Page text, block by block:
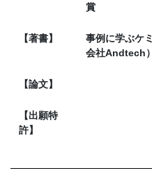
賞
【著書】
事例に学ぶケ
会社Andtech
【論文】
【出願特
許】